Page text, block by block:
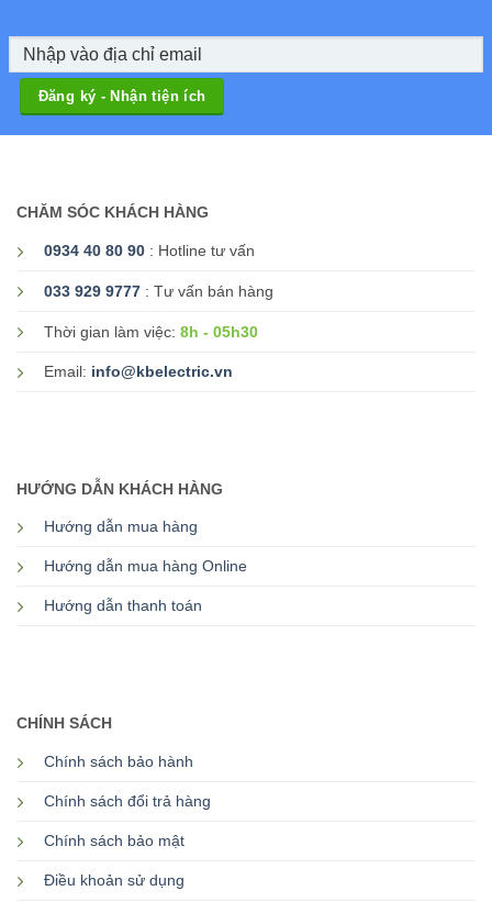
CHĂM SÓC KHÁCH HÀNG
0934 40 80 90 : Hotline tư vấn
033 929 9777 : Tư vấn bán hàng
Thời gian làm việc: 8h - 05h30
Email: info@kbelectric.vn
HƯỚNG DẪN KHÁCH HÀNG
Hướng dẫn mua hàng
Hướng dẫn mua hàng Online
Hướng dẫn thanh toán
CHÍNH SÁCH
Chính sách bảo hành
Chính sách đổi trả hàng
Chính sách bảo mật
Điều khoản sử dụng